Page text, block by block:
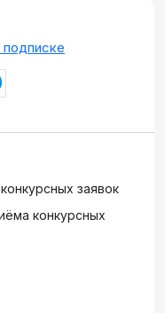
заявок
конкурсных